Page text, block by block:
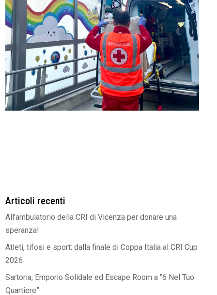
Articoli recenti
All’ambulatorio della CRI di Vicenza per donare una
speranza!
Atleti, tifosi e sport: dalla finale di Coppa Italia al CRI Cup
2026
Sartoria, Emporio Solidale ed Escape Room a “6 Nel Tuo
Quartiere”